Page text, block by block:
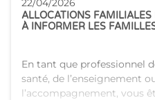
maisons de repos
Fort de cette
22/04/2026
ALLOCATIONS
À INFORMER LES
En tant que professionnel
santé, de l’enseignement
l’accompagnement, vous